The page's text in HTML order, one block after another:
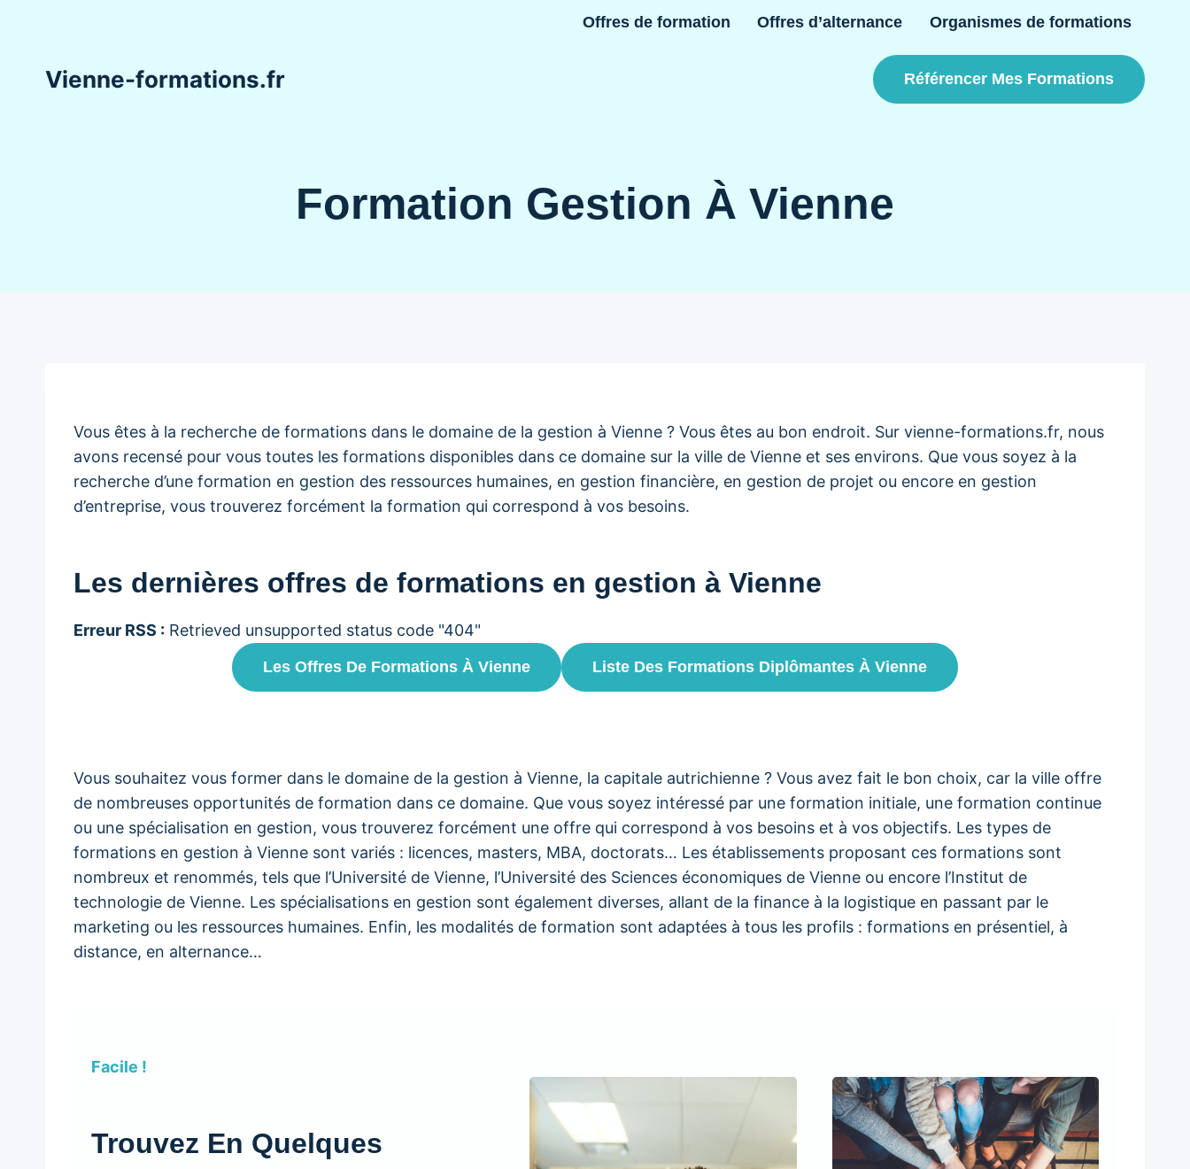
Offres de formation Offres d’alternance Organismes de formations
Vienne-formations.fr Référencer Mes Formations
Formation Gestion À Vienne
Vous êtes à la recherche de formations dans le domaine de la gestion à Vienne ? Vous êtes au bon endroit. Sur vienne-formations.fr, nous
avons recensé pour vous toutes les formations disponibles dans ce domaine sur la ville de Vienne et ses environs. Que vous soyez à la
recherche d’une formation en gestion des ressources humaines, en gestion financière, en gestion de projet ou encore en gestion
d’entreprise, vous trouverez forcément la formation qui correspond à vos besoins.
Les dernières offres de formations en gestion à Vienne
Erreur RSS : Retrieved unsupported status code "404"
Les Offres De Formations À Vienne Liste Des Formations Diplômantes À Vienne
Vous souhaitez vous former dans le domaine de la gestion à Vienne, la capitale autrichienne ? Vous avez fait le bon choix, car la ville offre
de nombreuses opportunités de formation dans ce domaine. Que vous soyez intéressé par une formation initiale, une formation continue
ou une spécialisation en gestion, vous trouverez forcément une offre qui correspond à vos besoins et à vos objectifs. Les types de
formations en gestion à Vienne sont variés : licences, masters, MBA, doctorats… Les établissements proposant ces formations sont
nombreux et renommés, tels que l’Université de Vienne, l’Université des Sciences économiques de Vienne ou encore l’Institut de
technologie de Vienne. Les spécialisations en gestion sont également diverses, allant de la finance à la logistique en passant par le
marketing ou les ressources humaines. Enfin, les modalités de formation sont adaptées à tous les profils : formations en présentiel, à
distance, en alternance…
Facile !
Trouvez En Quelques